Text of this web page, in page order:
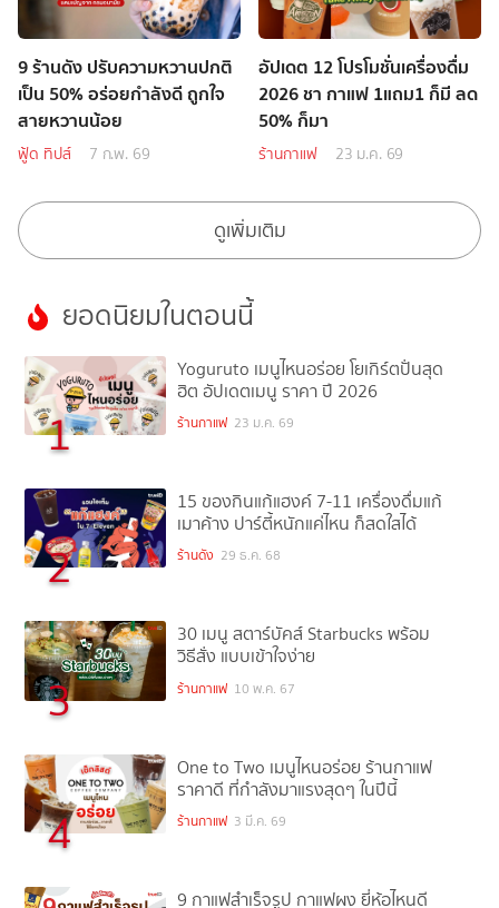
9 ร้านดัง ปรับความหวานปกติ
เป็น 50% อร่อยกำลังดี ถูกใจ
สายหวานน้อย
ฟู้ด ทิปส์ 7 ก.พ. 69
อัปเดต 12 โปรโมชั่นเครื่องดื่ม
2026 ชา กาแฟ 1แถม1 ก็มี ลด
50% ก็มา
ร้านกาแฟ 23 ม.ค. 69
ดูเพิ่มเติม
ยอดนิยมในตอนนี้
1
Yoguruto เมนูไหนอร่อย โยเกิร์ตปั่นสุด
ฮิต อัปเดตเมนู ราคา ปี 2026
ร้านกาแฟ 23 ม.ค. 69
2
15 ของกินแก้แฮงค์ 7-11 เครื่องดื่มแก้
เมาค้าง ปาร์ตี้หนักแค่ไหน ก็สดใสได้
ร้านดัง 29 ธ.ค. 68
3
30 เมนู สตาร์บัคส์ Starbucks พร้อม
วิธีสั่ง แบบเข้าใจง่าย
ร้านกาแฟ 10 พ.ค. 67
4
One to Two เมนูไหนอร่อย ร้านกาแฟ
ราคาดี ที่กำลังมาแรงสุดๆ ในปีนี้
ร้านกาแฟ 3 มี.ค. 69
9 กาแฟสําเร็จรูป กาแฟผง ยี่ห้อไหนดี